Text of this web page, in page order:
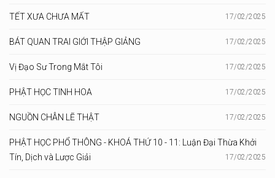
TẾT XƯA CHƯA MẤT 17/02/2025
BÁT QUAN TRAI GIỚI THẬP GIẢNG 17/02/2025
Vị Đạo Sư Trong Mắt Tôi 17/02/2025
PHẬT HỌC TINH HOA 17/02/2025
NGUỒN CHÂN LẼ THẬT 17/02/2025
PHẬT HỌC PHỔ THÔNG - KHOÁ THỨ 10 - 11: Luận Đại Thừa Khởi
Tín, Dịch và Lược Giải
17/02/2025